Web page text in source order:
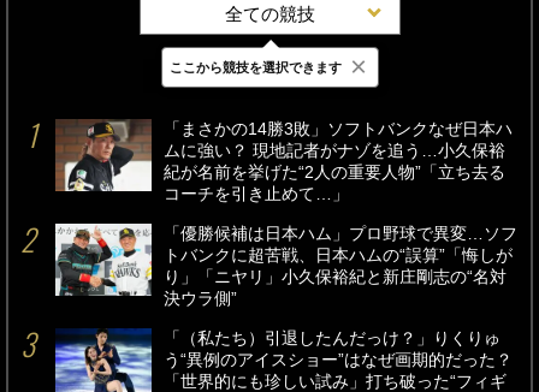
全ての競技
最新 24時間 週間
「まさかの14勝3敗」ソフトバンクなぜ日本ハ
ムに強い？ 現地記者がナゾを追う…小久保裕
紀が名前を挙げた“2人の重要人物”「立ち去る
コーチを引き止めて…」
「優勝候補は日本ハム」プロ野球で異変…ソフ
トバンクに超苦戦、日本ハムの“誤算”「悔しが
り」「ニヤリ」小久保裕紀と新庄剛志の“名対
決ウラ側”
「（私たち）引退したんだっけ？」りくりゅ
う“異例のアイスショー”はなぜ画期的だった？
「世界的にも珍しい試み」打ち破った“フィギ
ここから競技を選択できます ×